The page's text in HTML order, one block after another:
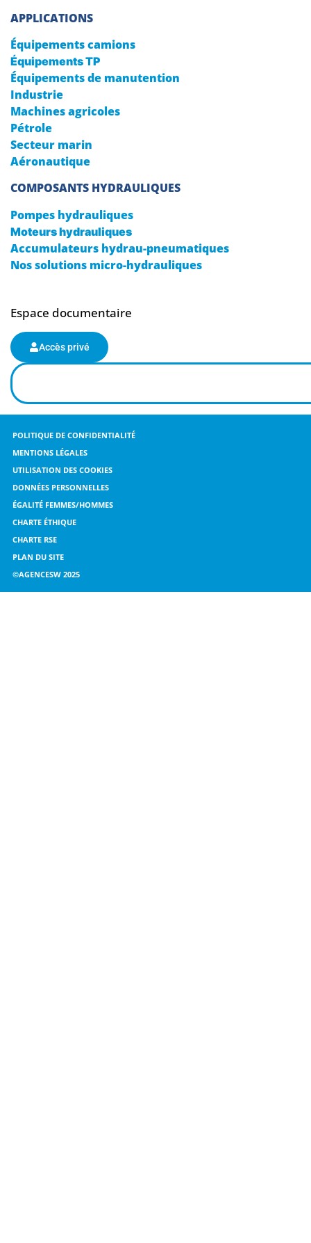
APPLICATIONS
Équipements camions
Équipements TP
Équipements de manutention
Industrie
Machines agricoles
Pétrole
Secteur marin
Aéronautique
COMPOSANTS HYDRAULIQUES
Pompes hydrauliques
Moteurs hydrauliques
Accumulateurs hydrau-pneumatiques
Nos solutions micro-hydrauliques
Espace documentaire
Accès privé
POLITIQUE DE CONFIDENTIALITÉ
MENTIONS LÉGALES
UTILISATION DES COOKIES
DONNÉES PERSONNELLES
ÉGALITÉ FEMMES/HOMMES
CHARTE ÉTHIQUE
CHARTE RSE
PLAN DU SITE
©AGENCESW 2025